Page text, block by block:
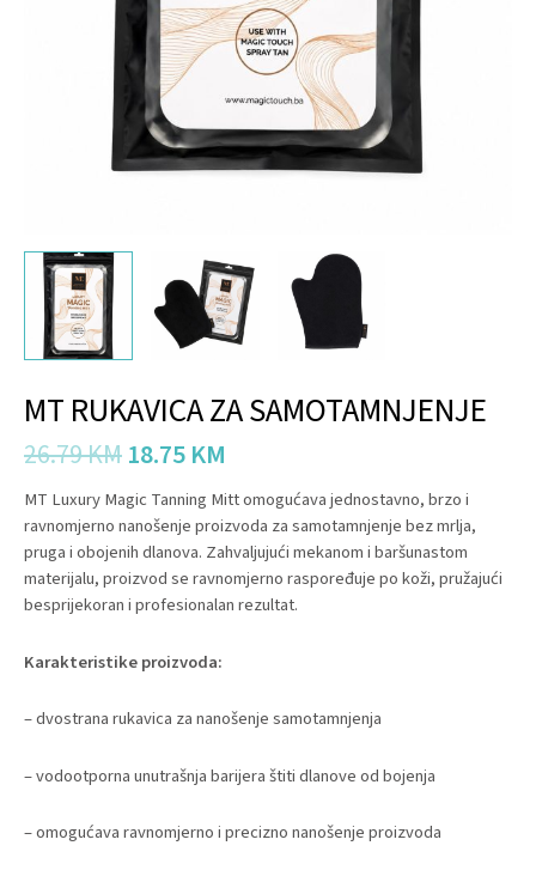
MT RUKAVICA ZA SAMOTAMNJENJE
26.79KM18.75KM
MT Luxury Magic Tanning Mitt omogućava jednostavno, brzo i
ravnomjerno nanošenje proizvoda za samotamnjenje bez mrlja,
pruga i obojenih dlanova. Zahvaljujući mekanom i baršunastom
materijalu, proizvod se ravnomjerno raspoređuje po koži, pružajući
besprijekoran i profesionalan rezultat.
Karakteristike proizvoda:
– dvostrana rukavica za nanošenje samotamnjenja
– vodootporna unutrašnja barijera štiti dlanove od bojenja
– omogućava ravnomjerno i precizno nanošenje proizvoda